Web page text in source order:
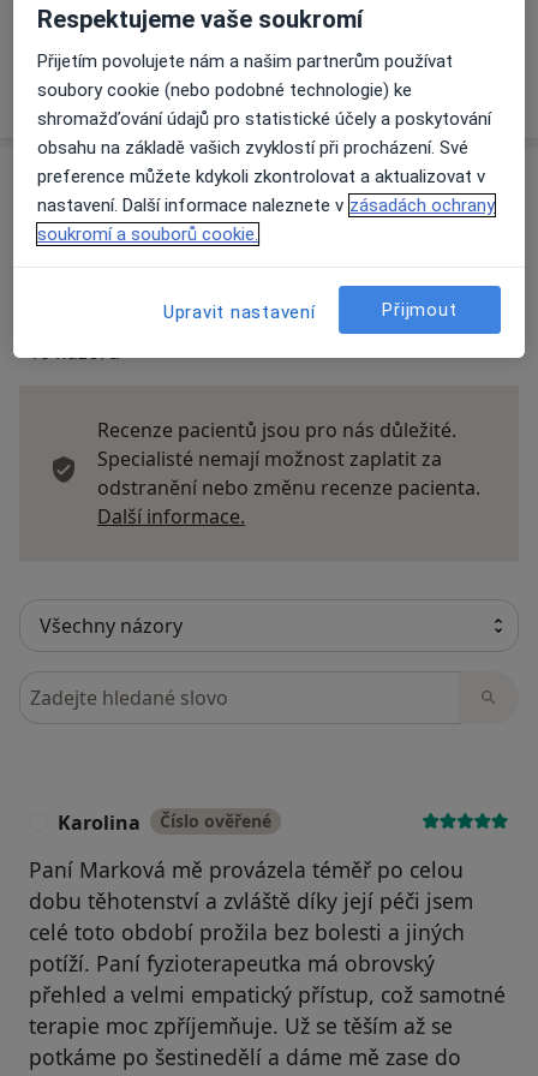
Víceo adrese
Názory
Přidejte svůj názor
10 názorů
Recenze pacientů jsou pro nás důležité.
Specialisté nemají možnost zaplatit za
odstranění nebo změnu recenze pacienta.
Další informace.
Hledejte v názorech
Karolina Číslo ověřené
Paní Marková mě provázela téměř po celou
dobu těhotenství a zvláště díky její péči jsem
celé toto období prožila bez bolesti a jiných
potíží. Paní fyzioterapeutka má obrovský
přehled a velmi empatický přístup, což samotné
terapie moc zpříjemňuje. Už se těším až se
potkáme po šestinedělí a dáme mě zase do
Respektujeme vaše soukromí
Přijetím povolujete nám a našim partnerům používat
soubory cookie (nebo podobné technologie) ke
shromažďování údajů pro statistické účely a poskytování
obsahu na základě vašich zvyklostí při procházení. Své
preference můžete kdykoli zkontrolovat a aktualizovat v
nastavení. Další informace naleznete v zásadách ochrany
soukromí a souborů cookie.
Upravit nastavení Přijmout